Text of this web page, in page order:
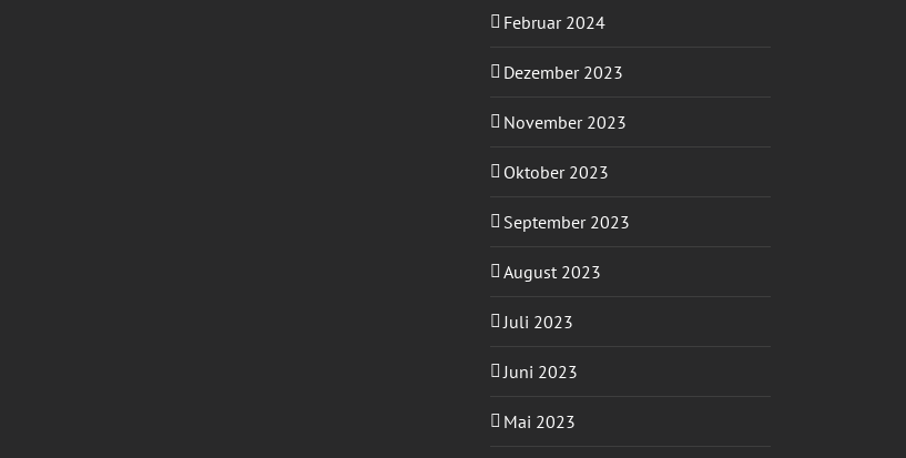
Februar 2024
Dezember 2023
November 2023
Oktober 2023
September 2023
August 2023
Juli 2023
Juni 2023
Mai 2023